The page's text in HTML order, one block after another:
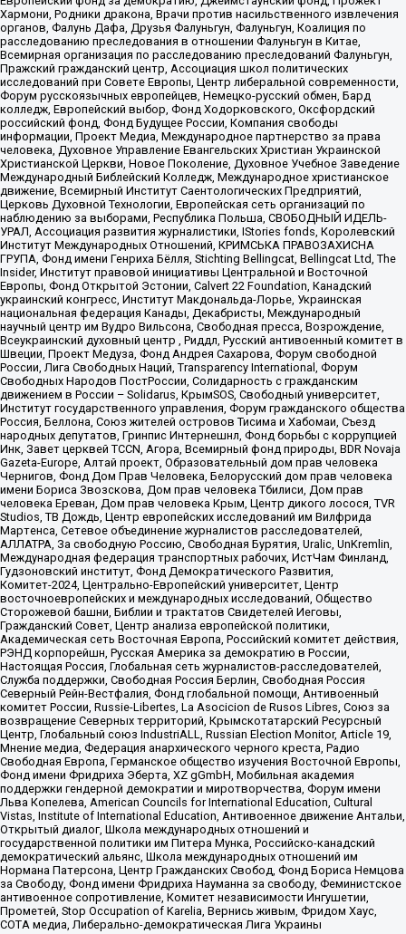
Хармони, Родники дракона, Врачи против насильственного извлечения
органов, Фалунь Дафа, Друзья Фалуньгун, Фалуньгун, Коалиция по
расследованию преследования в отношении Фалуньгун в Китае,
Всемирная организация по расследованию преследований Фалуньгун,
Пражский гражданский центр, Ассоциация школ политических
исследований при Совете Европы, Центр либеральной современности,
Форум русскоязычных европейцев, Немецко-русский обмен, Бард
колледж, Европейский выбор, Фонд Ходорковского, Оксфордский
российский фонд, Фонд Будущее России, Компания свободы
информации, Проект Медиа, Международное партнерство за права
человека, Духовное Управление Евангельских Христиан Украинской
Христианской Церкви, Новое Поколение, Духовное Учебное Заведение
Международный Библейский Колледж, Международное христианское
движение, Всемирный Институт Саентологических Предприятий,
Церковь Духовной Технологии, Европейская сеть организаций по
наблюдению за выборами, Республика Польша, СВОБОДНЫЙ ИДЕЛЬ-
УРАЛ, Ассоциация развития журналистики, IStories fonds, Королевский
Институт Международных Отношений, КРИМСЬКА ПРАВОЗАХИСНА
ГРУПА, Фонд имени Генриха Бёлля, Stichting Bellingcat, Bellingcat Ltd, The
Insider, Институт правовой инициативы Центральной и Восточной
Европы, Фонд Открытой Эстонии, Calvert 22 Foundation, Канадский
украинский конгресс, Институт Макдональда-Лорье, Украинская
национальная федерация Канады, Декабристы, Международный
научный центр им Вудро Вильсона, Свободная пресса, Возрождение,
Всеукраинский духовный центр , Риддл, Русский антивоенный комитет в
Швеции, Проект Медуза, Фонд Андрея Сахарова, Форум свободной
России, Лига Свободных Наций, Transparеncy International, Форум
Свободных Народов ПостРоссии, Солидарность с гражданским
движением в России – Solidarus, КрымSOS, Свободный университет,
Институт государственного управления, Форум гражданского общества
Россия, Беллона, Союз жителей островов Тисима и Хабомаи, Съезд
народных депутатов, Гринпис Интернешнл, Фонд борьбы с коррупцией
Инк, Завет церквей TCCN, Агора, Всемирный фонд природы, BDR Novaja
Gazeta-Europe, Алтай проект, Образовательный дом прав человека
Чернигов, Фонд Дом Прав Человека, Белорусский дом прав человека
имени Бориса Звозскова, Дом прав человека Тбилиси, Дом прав
человека Ереван, Дом прав человека Крым, Центр дикого лосося, TVR
Studios, ТВ Дождь, Центр европейских исследований им Вилфрида
Мартенса, Сетевое объединение журналистов расследователей,
АЛЛАТРА, За свободную Россию, Свободная Бурятия, Uralic, UnKremlin,
Международная федерация транспортных рабочих, ИстЧам Финланд,
Гудзоновский институт, Фонд Демократического Развития,
Комитет-2024, Центрально-Европейский университет, Центр
восточноевропейских и международных исследований, Общество
Сторожевой башни, Библии и трактатов Свидетелей Иеговы,
Гражданский Совет, Центр анализа европейской политики,
Академическая сеть Восточная Европа, Российский комитет действия,
РЭНД корпорейшн, Русская Америка за демократию в России,
Настоящая Россия, Глобальная сеть журналистов-расследователей,
Служба поддержки, Свободная Россия Берлин, Свободная Россия
Северный Рейн-Вестфалия, Фонд глобальной помощи, Антивоенный
комитет России, Russie-Libertes, La Asocicion de Rusos Libres, Союз за
возвращение Северных территорий, Крымскотатарский Ресурсный
Центр, Глобальный союз IndustriALL, Russian Election Monitor, Article 19,
Мнение медиа, Федерация анархического черного креста, Радио
Свободная Европа, Германское общество изучения Восточной Европы,
Фонд имени Фридриха Эберта, XZ gGmbH, Мобильная академия
поддержки гендерной демократии и миротворчества, Форум имени
Льва Копелева, American Councils for International Education, Cultural
Vistas, Institute of International Education, Антивоенное движение Антальи,
Открытый диалог, Школа международных отношений и
государственной политики им Питера Мунка, Российско-канадский
демократический альянс, Школа международных отношений им
Нормана Патерсона, Центр Гражданских Свобод, Фонд Бориса Немцова
за Свободу, Фонд имени Фридриха Науманна за свободу, Феминистское
антивоенное сопротивление, Комитет независимости Ингушетии,
Прометей, Stop Occupation of Karelia, Вернись живым, Фридом Хаус,
СОТА медиа, Либерально-демократическая Лига Украины